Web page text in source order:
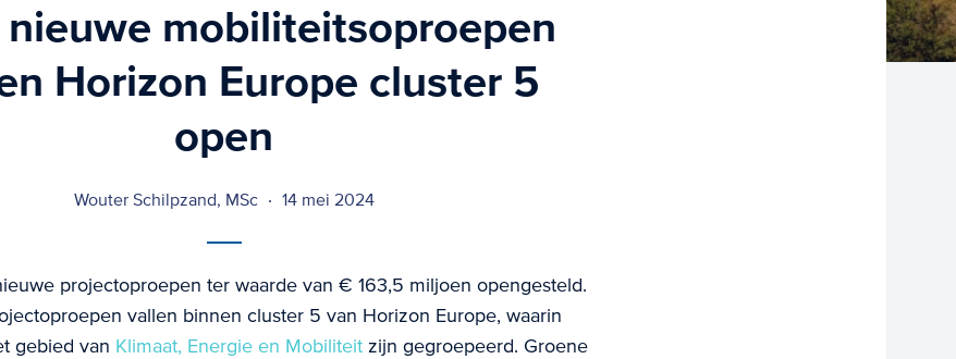
nieuwe mobiliteitsoproepen
Horizon Europe cluster 5
open
Wouter Schilpzand, MSc 14 mei 2024
projectoproepen ter waarde van € 163,5 miljoen opengesteld.
vallen binnen cluster 5 van Horizon Europe, waarin
gebied van Klimaat, Energie en Mobiliteitzijn gegroepeerd. Groene